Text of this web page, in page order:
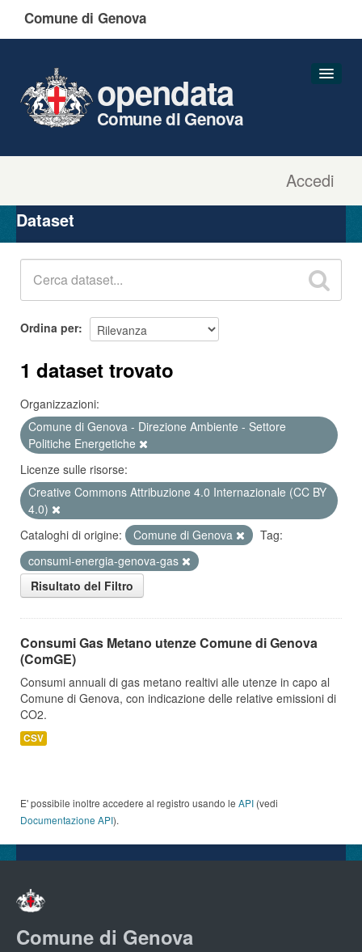
Comune di Genova
Accedi
opendata
Comune di Genova
Organizzazioni
Gruppi
Dataset
Ordina per
1 dataset trovato
Organizzazioni:
Comune di Genova - Direzione Ambiente - Settore
Politiche Energetiche
Licenze sulle risorse:
Creative Commons Attribuzione 4.0 Internazionale (CC BY
4.0)
Cataloghi di origine:
Comune di Genova
Tag:
consumi-energia-genova-gas
Risultato del Filtro
Consumi Gas Metano utenze Comune di Genova
(ComGE)
Consumi annuali di gas metano realtivi alle utenze in capo al
Comune di Genova, con indicazione delle relative emissioni di
CO2.
CSV
E' possibile inoltre accedere al registro usando le API (vedi
Documentazione API).
Comune di Genova